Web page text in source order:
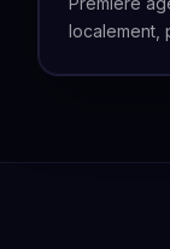
localement,